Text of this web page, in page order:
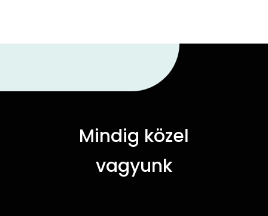
Mindig közel
vagyunk